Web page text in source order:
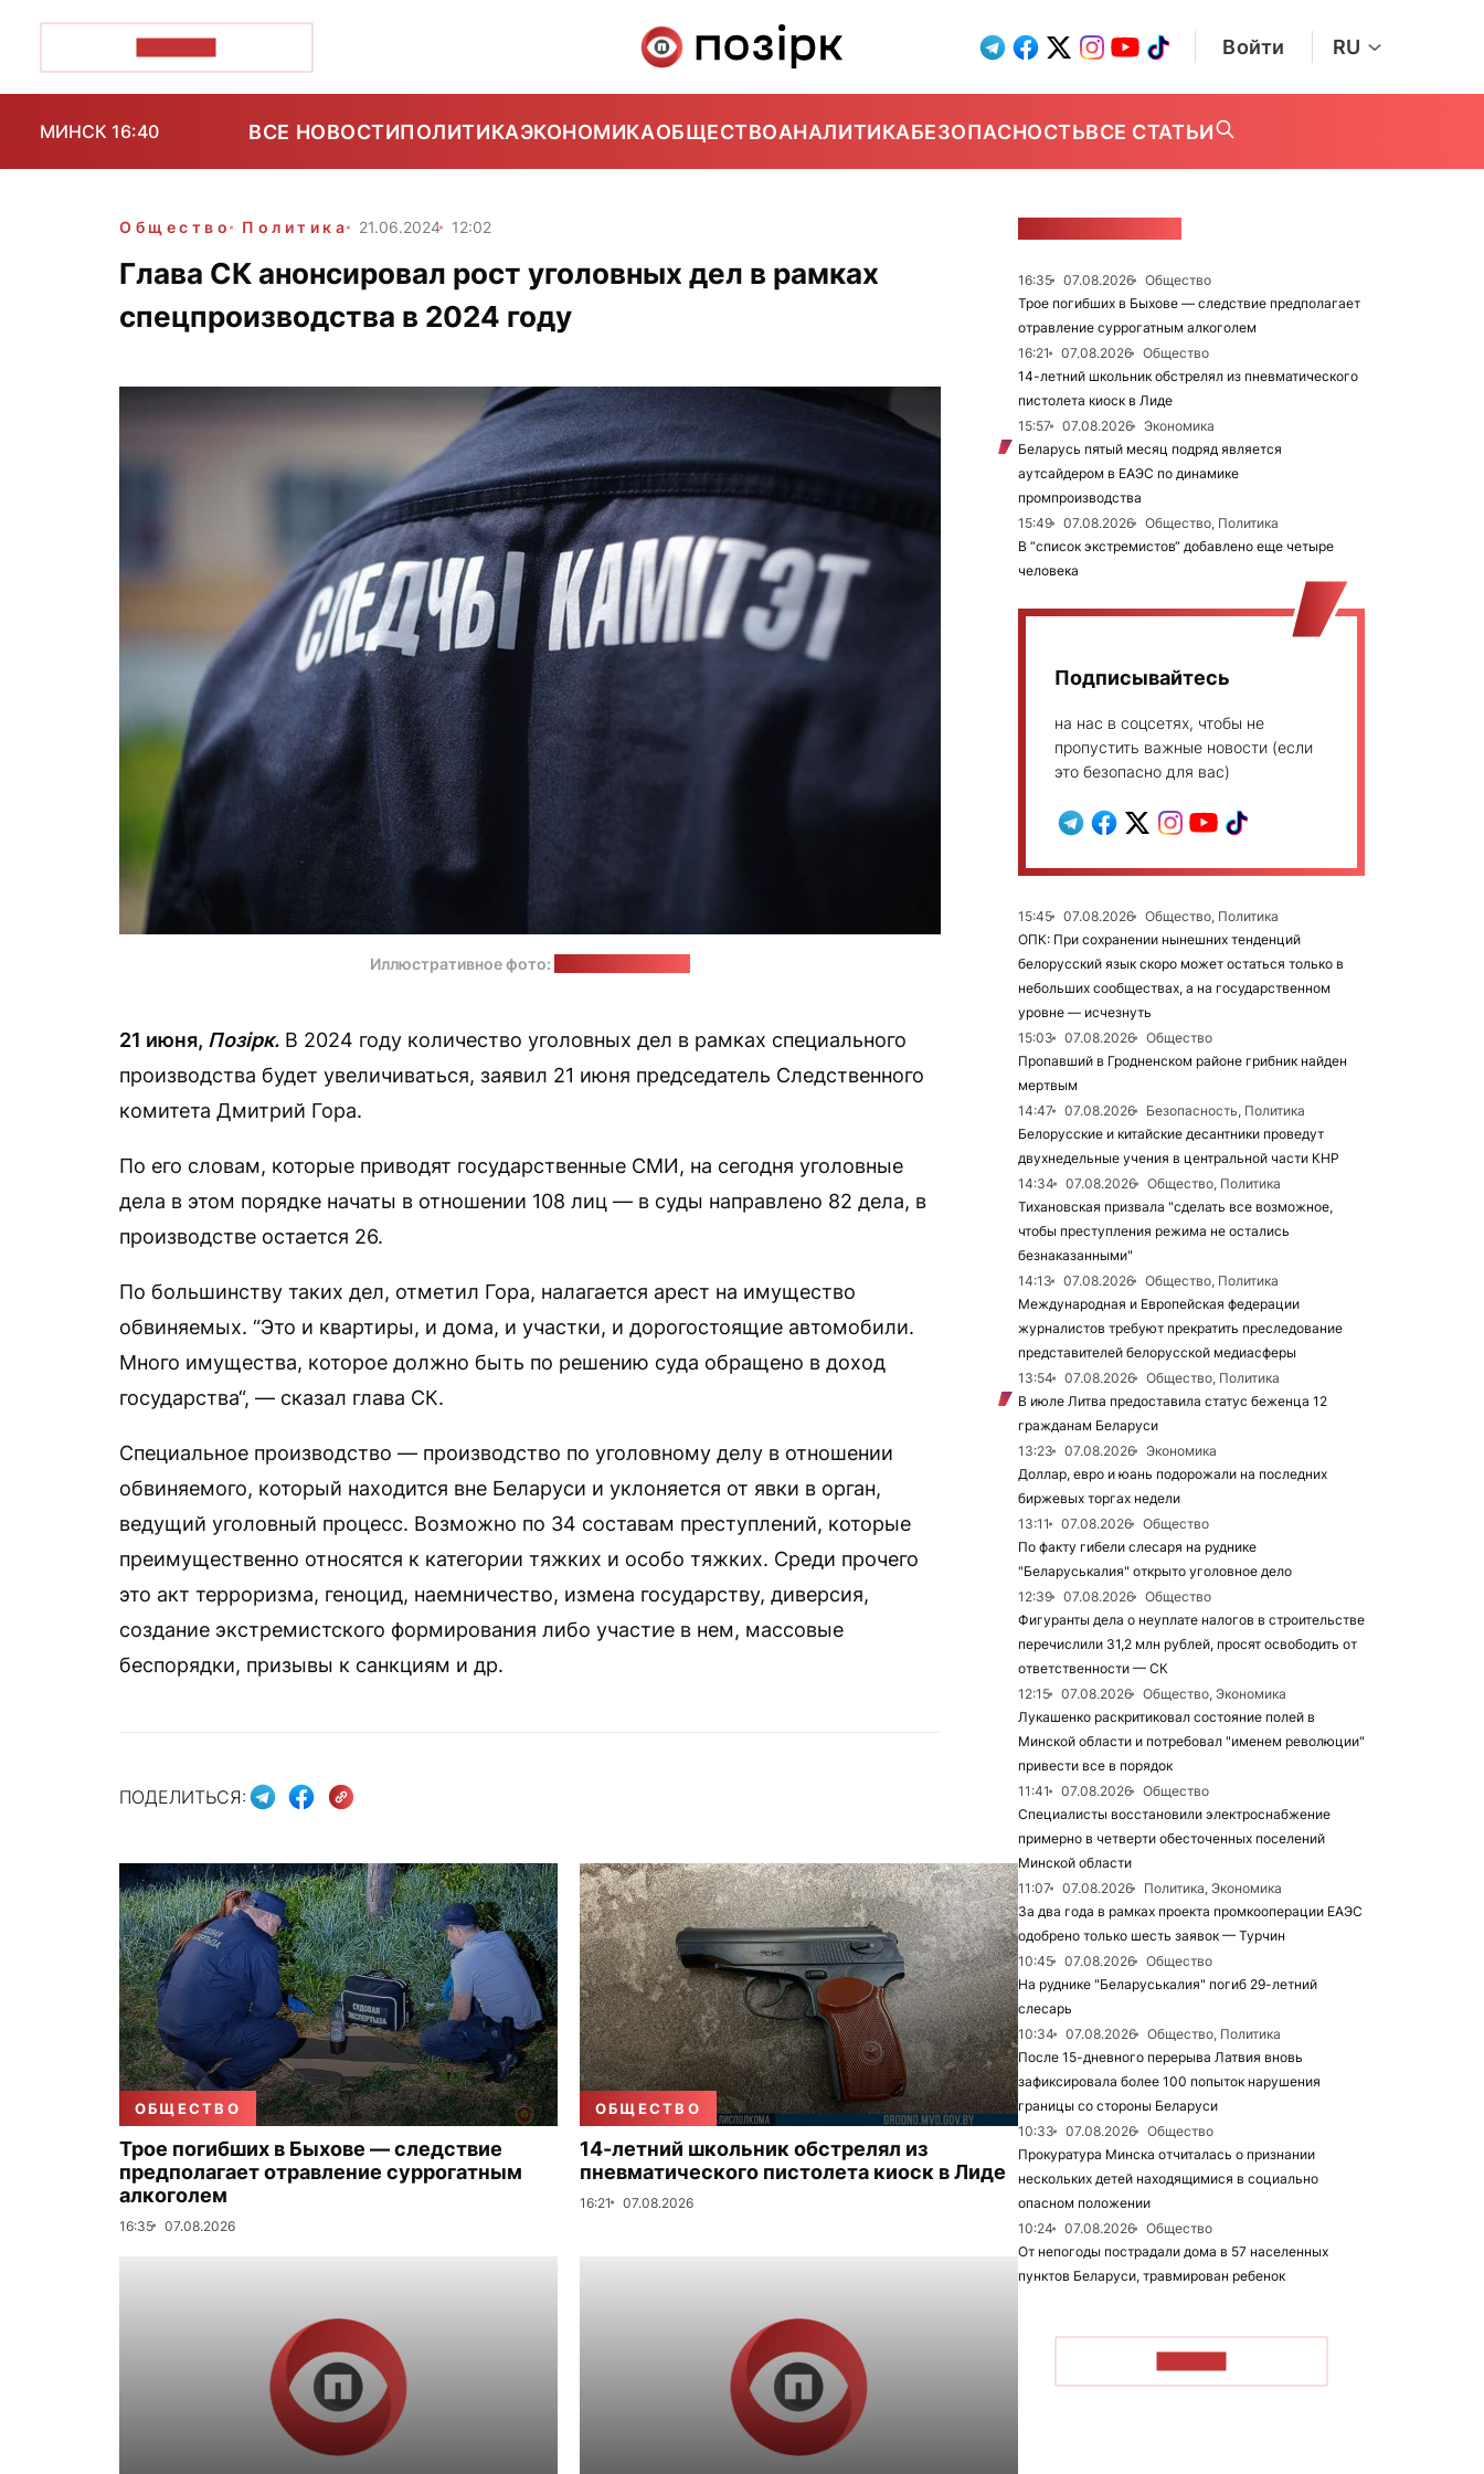
Войти RU
МИНСК 16:40 ВСЕ НОВОСТИПОЛИТИКАЭКОНОМИКАОБЩЕСТВОАНАЛИТИКАБЕЗОПАСНОСТЬВСЕ СТАТЬИ
Общество Политика 21.06.2024 12:02
Глава СК анонсировал рост уголовных дел в рамках
спецпроизводства в 2024 году
Иллюстративное фото:
21 июня, Позірк. В 2024 году количество уголовных дел в рамках специального
производства будет увеличиваться, заявил 21 июня председатель Следственного
комитета Дмитрий Гора.
По его словам, которые приводят государственные СМИ, на сегодня уголовные
дела в этом порядке начаты в отношении 108 лиц — в суды направлено 82 дела, в
производстве остается 26.
По большинству таких дел, отметил Гора, налагается арест на имущество
обвиняемых. “Это и квартиры, и дома, и участки, и дорогостоящие автомобили.
Много имущества, которое должно быть по решению суда обращено в доход
государства“, — сказал глава СК.
Специальное производство — производство по уголовному делу в отношении
обвиняемого, который находится вне Беларуси и уклоняется от явки в орган,
ведущий уголовный процесс. Возможно по 34 составам преступлений, которые
преимущественно относятся к категории тяжких и особо тяжких. Среди прочего
это акт терроризма, геноцид, наемничество, измена государству, диверсия,
создание экстремистского формирования либо участие в нем, массовые
беспорядки, призывы к санкциям и др.
ПОДЕЛИТЬСЯ:
ОБЩЕСТВО
Трое погибших в Быхове — следствие
предполагает отравление суррогатным
алкоголем
16:35 07.08.2026
ОБЩЕСТВО
14-летний школьник обстрелял из
пневматического пистолета киоск в Лиде
16:21 07.08.2026
16:35 07.08.2026
Общество
Трое погибших в Быхове — следствие предполагает
отравление суррогатным алкоголем
16:21
07.08.2026
Общество
14-летний школьник обстрелял из пневматического
пистолета киоск в Лиде
15:57
07.08.2026
Экономика
Беларусь пятый месяц подряд является
аутсайдером в ЕАЭС по динамике
промпроизводства
15:49
07.08.2026
Общество, Политика
В “список экстремистов“ добавлено еще четыре
человека
Подписывайтесь
на нас в соцсетях, чтобы не
пропустить важные новости (если
это безопасно для вас)
15:45 07.08.2026
Общество, Политика
ОПК: При сохранении нынешних тенденций
белорусский язык скоро может остаться только в
небольших сообществах, а на государственном
уровне — исчезнуть
15:03
07.08.2026
Общество
Пропавший в Гродненском районе грибник найден
мертвым
14:47
07.08.2026
Безопасность, Политика
Белорусские и китайские десантники проведут
двухнедельные учения в центральной части КНР
14:34
07.08.2026
Общество, Политика
Тихановская призвала "сделать все возможное,
чтобы преступления режима не остались
безнаказанными"
14:13
07.08.2026
Общество, Политика
Международная и Европейская федерации
журналистов требуют прекратить преследование
представителей белорусской медиасферы
13:54
07.08.2026
Общество, Политика
В июле Литва предоставила статус беженца 12
гражданам Беларуси
13:23
07.08.2026
Экономика
Доллар, евро и юань подорожали на последних
биржевых торгах недели
13:11
07.08.2026
Общество
По факту гибели слесаря на руднике
"Беларуськалия" открыто уголовное дело
12:39
07.08.2026
Общество
Фигуранты дела о неуплате налогов в строительстве
перечислили 31,2 млн рублей, просят освободить от
ответственности — СК
12:15
07.08.2026
Общество, Экономика
Лукашенко раскритиковал состояние полей в
Минской области и потребовал "именем революции"
привести все в порядок
11:41
07.08.2026
Общество
Специалисты восстановили электроснабжение
примерно в четверти обесточенных поселений
Минской области
11:07
07.08.2026
Политика, Экономика
За два года в рамках проекта промкооперации ЕАЭС
одобрено только шесть заявок — Турчин
10:45
07.08.2026
Общество
На руднике "Беларуськалия" погиб 29-летний
слесарь
10:34
07.08.2026
Общество, Политика
После 15-дневного перерыва Латвия вновь
зафиксировала более 100 попыток нарушения
границы со стороны Беларуси
10:33
07.08.2026
Общество
Прокуратура Минска отчиталась о признании
нескольких детей находящимися в социально
опасном положении
10:24
07.08.2026
Общество
От непогоды пострадали дома в 57 населенных
пунктов Беларуси, травмирован ребенок